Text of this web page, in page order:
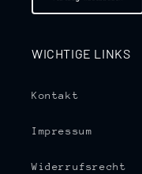
WICHTIGE LINKS
Kontakt
Impressum
Widerrufsrecht